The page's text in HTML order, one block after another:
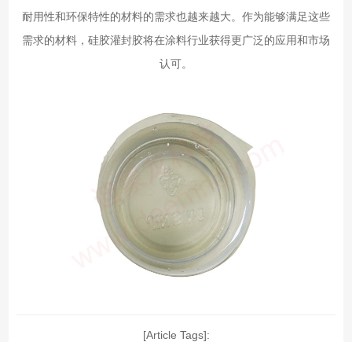
耐用性和环保特性的材料的需求也越来越大。作为能够满足这些
需求的材料，硅胶灌封胶将在涂料行业获得更广泛的应用和市场
认可。
[Article Tags]: